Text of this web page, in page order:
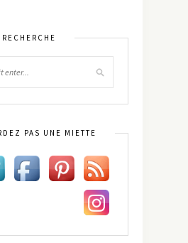
RECHERCHE
PAS UNE MIETTE